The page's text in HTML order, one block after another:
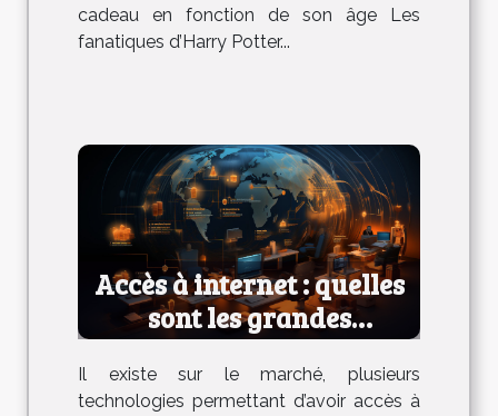
cadeau en fonction de son âge Les
fanatiques d’Harry Potter...
Accès à internet : quelles
sont les grandes
technologies ?
Il existe sur le marché, plusieurs
technologies permettant d’avoir accès à